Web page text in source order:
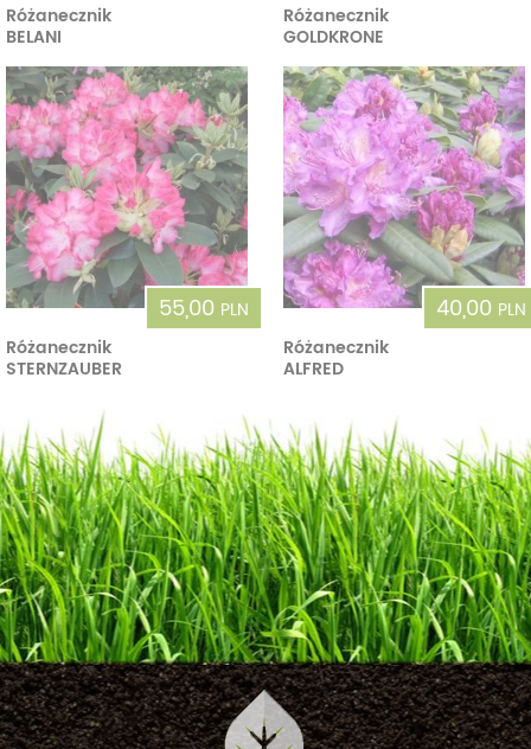
Różanecznik
BELANI
Różanecznik
GOLDKRONE
55,00 PLN
Różanecznik
STERNZAUBER
40,00 PLN
Różanecznik
ALFRED